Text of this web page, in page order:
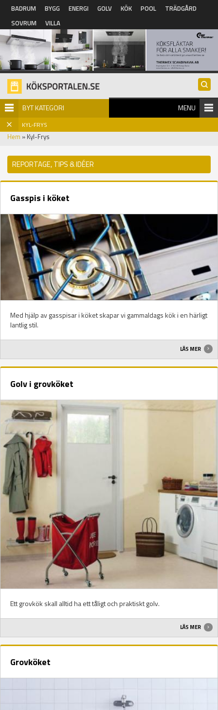
Hoppa till huvudinnehåll
BADRUM BYGG ENERGI GOLV KÖK POOL
TRÄDGÅRD
SOVRUM
VILLA
BYT KATEGORI MENU
KYL-FRYS
Hem » Kyl-Frys
REPORTAGE, TIPS & IDÉER
Gasspis i köket
Med hjälp av gasspisar i köket skapar vi gammaldags kök i en härligt
lantlig stil.
LÄS MER
Golv i grovköket
Ett grovkök skall alltid ha ett tåligt och praktiskt golv.
LÄS MER
Grovköket